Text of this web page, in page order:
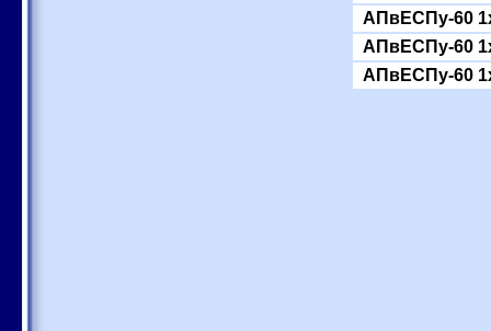
АПвЕСПу-60
АПвЕСПу-60
АПвЕСПу-60